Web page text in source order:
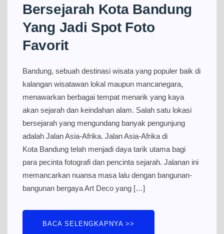
Bersejarah Kota Bandung
Yang Jadi Spot Foto
Favorit
Bandung, sebuah destinasi wisata yang populer baik di
kalangan wisatawan lokal maupun mancanegara,
menawarkan berbagai tempat menarik yang kaya
akan sejarah dan keindahan alam. Salah satu lokasi
bersejarah yang mengundang banyak pengunjung
adalah Jalan Asia-Afrika. Jalan Asia-Afrika di
Kota Bandung telah menjadi daya tarik utama bagi
para pecinta fotografi dan pencinta sejarah. Jalanan ini
memancarkan nuansa masa lalu dengan bangunan-
bangunan bergaya Art Deco yang […]
BACA SELENGKAPNYA >>